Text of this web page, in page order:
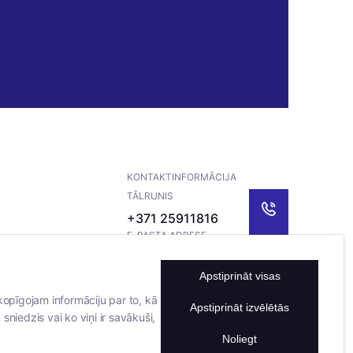
KONTAKTINFORMĀCIJA
TĀLRUNIS
+371 25911816
E-PASTA ADRESE
info@bertasnams.lv
informāciju par to, kā
vai ko viņi ir savākuši,
Apstiprināt visas
Apstiprināt izvēlētās
Noliegt